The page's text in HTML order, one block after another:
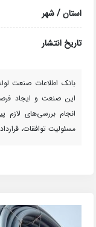
استان / شهر
تاریخ انتشار
بانک اطلاعات صنعت
این صنعت و ایجاد
انجام بررسی‌های لازم
مسئولیت توافقات،